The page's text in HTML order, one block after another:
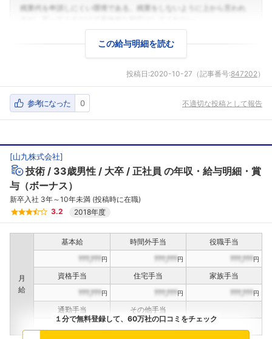
この給与明細を読む
投稿日:2020-10-27 （記事番号:847202 ）
参考になった 0 不適切な投稿として報告
[山九株式会社]
技術 33歳男性 大卒 正社員 の年収・給与明細・賞
与（ボーナス）
新卒入社 3年～10年未満 (投稿時に在職)
3.2
2018年度
月
給
基本給 時間外手当
役職手当
???,???円 ???,???円 ???,???円
資格手当 住宅手当
家族手当
???,???円 ???,???円 ???,???円
通勤手当
その他手当
１分で無料登録して、60万社の口コミをチェック